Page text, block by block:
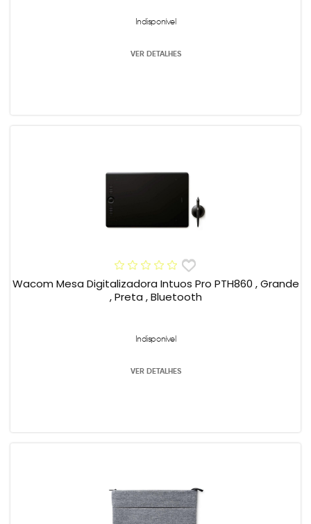
Indisponível
VER DETALHES
Wacom Mesa Digitalizadora Intuos Pro PTH860 , Grande
, Preta , Bluetooth
Indisponível
VER DETALHES